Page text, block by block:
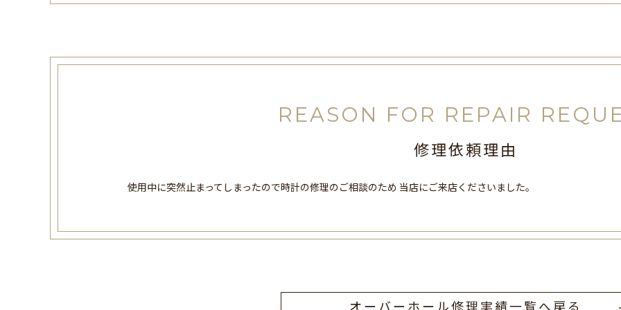
REASON FOR REPAIR
修理依頼理由
使用中に突然止まってしまったので時計の修理のご相談のため 当店にご来店くださいました。